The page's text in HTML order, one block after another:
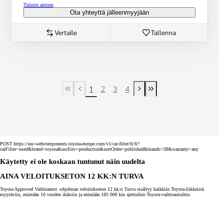
Tutustu autoon
Ota yhteyttä jälleenmyyjään
Vertaile Tallenna
First Page
Previous page
1 2 3 4
Next page
Last Page
POST https://usc-webcomponents.toyota-europe.com/v1/car-filter/fi/fi?
carFilter=used&brand=toyota&uscEnv=production&sortOrder=published&brands=38&warranty=any
Käytetty ei ole koskaan tuntunut näin uudelta
AINA VELOITUKSETON 12 KK:N TURVA
Toyota Approved Vaihtoautot -ohjelman veloitukseton 12 kk:n Turva sisältyy kaikkiin Toyota-liikkeistä
myytäviin, enintään 10 vuoden ikäisiin ja enintään 185 000 km ajettuihin Toyota-vaihtoautoihin.